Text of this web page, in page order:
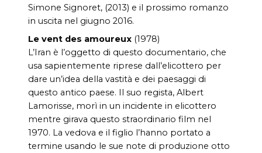
Simone Signoret, (2013) e il prossimo romanzo
in uscita nel giugno 2016.
Le vent des amoureux (1978)
L’Iran è l’oggetto di questo documentario, che
usa sapientemente riprese dall’elicottero per
dare un’idea della vastità e dei paesaggi di
questo antico paese. Il suo regista, Albert
Lamorisse, morì in un incidente in elicottero
mentre girava questo straordinario film nel
1970. La vedova e il figlio l’hanno portato a
termine usando le sue note di produzione otto